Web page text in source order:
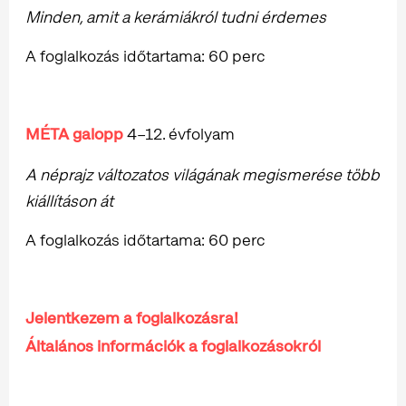
Minden, amit a kerámiákról tudni érdemes
A foglalkozás időtartama: 60 perc
MÉTA galopp4–12. évfolyam
A néprajz változatos világának megismerése több
kiállításon át
A foglalkozás időtartama: 60 perc
Jelentkezem a foglalkozásra!
Általános információk a foglalkozásokról